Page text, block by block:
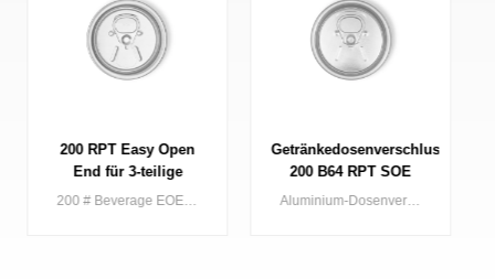
Getränkedosenverschluss
200 B64 RPT SOE
Silberner Easy-Open-
Aluminium-Dosenverschluss mit 200 mm Durchmesser (Standard-/kleine Öffnung) für 2er-Packs, geeignet für verschiedene Getränkearten.
Leicht zu öffnender
Dosendeckel 200 B64
SOT SOE
Leicht zu öffnender Dosendeckel aus Aluminium mit 200 Durchmesser (Standard/kleine Öffnung) für 2-teilige Dosen, die für verschiedene Arten von Getränken verwendet werden